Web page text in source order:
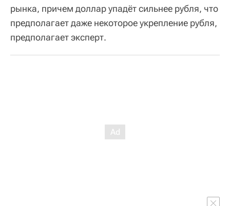
рынка, причем доллар упадёт сильнее рубля, что
предполагает даже некоторое укрепление рубля,
предполагает эксперт.